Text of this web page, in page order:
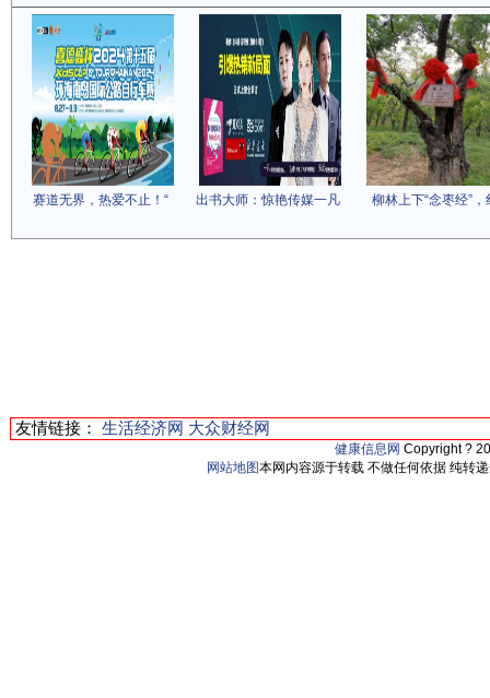
赛道无界，热爱不止！“ 出书大师：惊艳传媒一凡 柳林上下“念枣经”，
友情链接： 生活经济网 大众财经网
健康信息网 Copyright ?
网站地图本网内容源于转载 不做任何依据 纯转